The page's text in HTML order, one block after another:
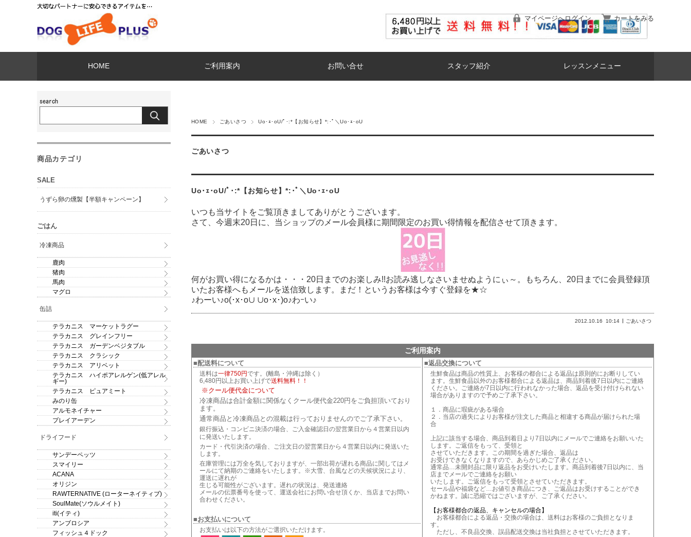
マイページへログイン カートをみる
HOME ご利用案内 お問い合せ スタッフ紹介 レッスンメニュー
HOME ごあいさつ Uo･ｪ･oU/ﾟ･:*【お知らせ】*:･ﾟ＼Uo･ｪ･oU
ごあいさつ
Uo･ｪ･oU/ﾟ･:*【お知らせ】*:･ﾟ＼Uo･ｪ･oU
いつも当サイトをご覧頂きましてありがとうございます。
さて、今週末20日に、当ショップのメール会員様に期間限定のお買い得情報を配信させて頂きます。
何がお買い得になるかは・・・20日までのお楽しみ!!お読み逃しなさいませぬようにぃ～。もちろん、20日までに会員登録頂
いたお客様へもメールを送信致します。まだ！というお客様は今すぐ登録を★☆
♪わーい♪o(･x･o∪ ∪o･x･)o♪わｰい♪
2012.10.16 10:14 ごあいさつ
ご利用案内
■配送料について
送料は一律750円です。(離島・沖縄は除く）
6,480円以上お買い上げで送料無料！！
※クール便代金について
冷凍商品は合計金額に関係なくクール便代金220円をご負担頂いており
ます。
通常商品と冷凍商品との混載は行っておりませんのでご了承下さい。
銀行振込・コンビニ決済の場合、ご入金確認日の翌営業日から４営業日以内
に発送いたします。
カード・代引決済の場合、ご注文日の翌営業日から４営業日以内に発送いた
します。
在庫管理には万全を気しておりますが、一部出荷が遅れる商品に関してはメ
ールにて納期のご連絡をいたします。※大雪、台風などの天候状況により、
運送に遅れが
生じる可能性がございます。遅れの状況は、発送連絡
メールの伝票番号を使って、運送会社にお問い合せ頂くか、当店までお問い
合わせください。
■お支払いについて
お支払いは以下の方法がご選択いただけます。
■返品交換について
生鮮食品は商品の性質上、お客様の都合による返品は原則的にお断りしてい
ます。生鮮食品以外のお客様都合による返品は、商品到着後7日以内にご連絡
ください。ご連絡が7日以内に行われなかった場合、返品を受け付けられない
場合がありますので予めご了承下さい。
１．商品に瑕疵がある場合
２．当店の過失によりお客様が注文した商品と相違する商品が届けられた場
合
上記に該当する場合、商品到着日より7日以内にメールでご連絡をお願いいた
します。ご返信をもって、受領と
させていただきます。この期間を過ぎた場合、返品は
お受けできなくなりますので、あらかじめご了承ください。
通常品…未開封品に限り返品をお受けいたします。商品到着後7日以内に、当
店までメールでご連絡をお願い
いたします。ご返信をもって受領とさせていただきます。
セール品や福袋など…お値引き商品につき、ご返品はお受けすることができ
かねます。誠に恐縮ではございますが、ご了承ください。
【お客様都合の返品、キャンセルの場合】
お客様都合による返品・交換の場合は、送料はお客様のご負担となりま
す。
ただし、不良品交換、誤品配送交換は当社負担とさせていただきます。
商品カテゴリ
SALE
うずら卵の燻製【半額キャンペーン】
ごはん
冷凍商品
鹿肉
猪肉
馬肉
マグロ
缶詰
テラカニス マーケットラグー
テラカニス グレインフリー
テラカニス ガーデンベジタブル
テラカニス クラシック
テラカニス アリベット
テラカニス ハイポアレルゲン(低アレル
ギー)
テラカニス ピュアミート
みのり缶
アルモネイチャー
プレイアーデン
ドライフード
サンデーペッツ
スマイリー
ACANA
オリジン
RAWTERNATIVE (ローターネイティブ)
SoulMate(ソウルメイト)
iti(イティ)
アンブロシア
フィッシュ４ドック